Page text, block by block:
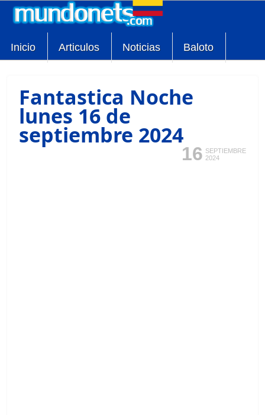
Inicio Articulos Noticias Baloto
Fantastica Noche
lunes 16 de
septiembre 2024
16 SEPTIEMBRE
2024